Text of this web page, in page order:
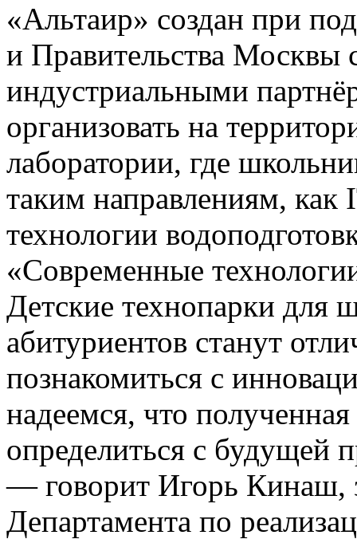
«Альтаир» создан при
и Правительства Москвы
индустриальными
организовать на
лаборатории, где
таким направлениям,
технологии
«Современные
Детские технопарки для
абитуриентов станут
познакомиться с
надеемся, что
определиться с будущей
— говорит Игорь Кинаш,
Департамента по